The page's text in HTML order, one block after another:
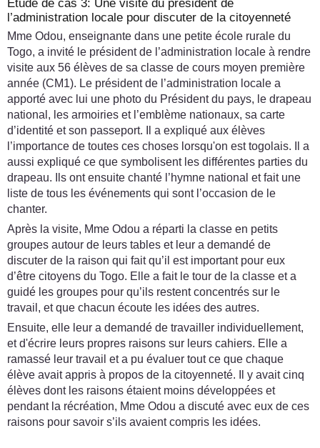
Étude de cas 3: Une visite du président de
l’administration locale pour discuter de la citoyenneté
Mme Odou, enseignante dans une petite école rurale du
Togo, a invité le président de l’administration locale à rendre
visite aux 56 élèves de sa classe de cours moyen première
année (CM1). Le président de l’administration locale a
apporté avec lui une photo du Président du pays, le drapeau
national, les armoiries et l’emblème nationaux, sa carte
d’identité et son passeport. Il a expliqué aux élèves
l’importance de toutes ces choses lorsqu'on est togolais. Il a
aussi expliqué ce que symbolisent les différentes parties du
drapeau. Ils ont ensuite chanté l’hymne national et fait une
liste de tous les événements qui sont l’occasion de le
chanter.
Après la visite, Mme Odou a réparti la classe en petits
groupes autour de leurs tables et leur a demandé de
discuter de la raison qui fait qu’il est important pour eux
d’être citoyens du Togo. Elle a fait le tour de la classe et a
guidé les groupes pour qu’ils restent concentrés sur le
travail, et que chacun écoute les idées des autres.
Ensuite, elle leur a demandé de travailler individuellement,
et d'écrire leurs propres raisons sur leurs cahiers. Elle a
ramassé leur travail et a pu évaluer tout ce que chaque
élève avait appris à propos de la citoyenneté. Il y avait cinq
élèves dont les raisons étaient moins développées et
pendant la récréation, Mme Odou a discuté avec eux de ces
raisons pour savoir s’ils avaient compris les idées.